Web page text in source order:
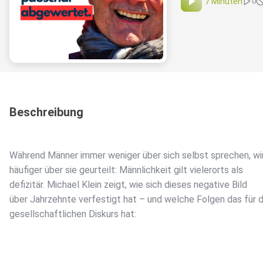
Beschreibung
Während Männer immer weniger über sich selbst sprechen,
häufiger über sie geurteilt: Männlichkeit gilt vielerorts als
defizitär. Michael Klein zeigt, wie sich dieses negative Bild
über Jahrzehnte verfestigt hat – und welche Folgen das für
gesellschaftlichen Diskurs hat: